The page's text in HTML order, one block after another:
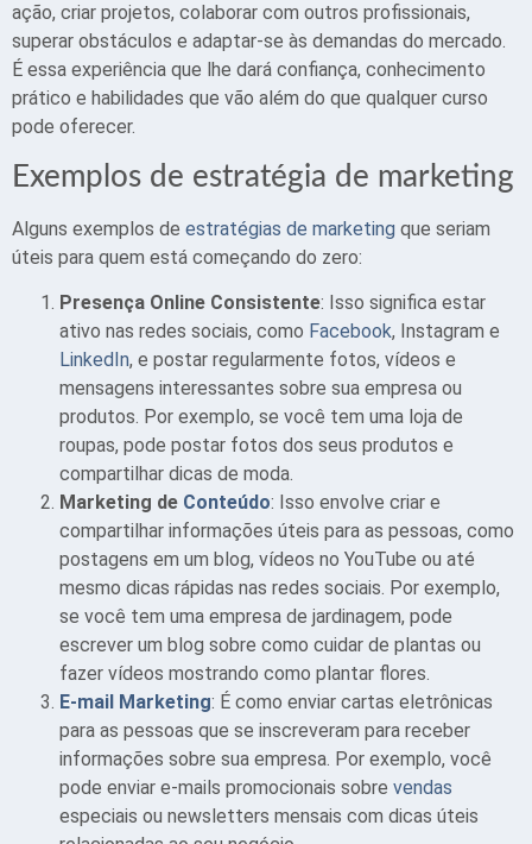
ação, criar projetos, colaborar com outros profissionais,
superar obstáculos e adaptar-se às demandas do mercado.
É essa experiência que lhe dará confiança, conhecimento
prático e habilidades que vão além do que qualquer curso
pode oferecer.
Exemplos de estratégia de marketing
Alguns exemplos de estratégias de marketing que seriam
úteis para quem está começando do zero:
Presença Online Consistente: Isso significa estar
ativo nas redes sociais, como Facebook, Instagram e
LinkedIn, e postar regularmente fotos, vídeos e
mensagens interessantes sobre sua empresa ou
produtos. Por exemplo, se você tem uma loja de
roupas, pode postar fotos dos seus produtos e
compartilhar dicas de moda.
Marketing de Conteúdo: Isso envolve criar e
compartilhar informações úteis para as pessoas, como
postagens em um blog, vídeos no YouTube ou até
mesmo dicas rápidas nas redes sociais. Por exemplo,
se você tem uma empresa de jardinagem, pode
escrever um blog sobre como cuidar de plantas ou
fazer vídeos mostrando como plantar flores.
E-mail Marketing: É como enviar cartas eletrônicas
para as pessoas que se inscreveram para receber
informações sobre sua empresa. Por exemplo, você
pode enviar e-mails promocionais sobre vendas
especiais ou newsletters mensais com dicas úteis